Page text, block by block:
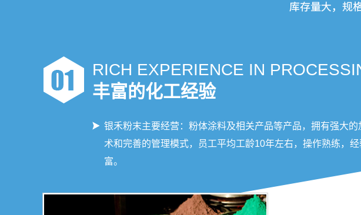
RICH EXPERIENCE IN
丰富的化工经验
银禾粉末主要经营：粉体涂料及相关产品等产品，拥有强大的
术和完善的管理模式，员工平均工龄10年左右，操作熟练，
富。